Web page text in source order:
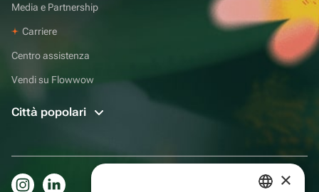
Media e Partnership
Carriere
Centro assistenza
Vendi su Flowwow
Città popolari
×